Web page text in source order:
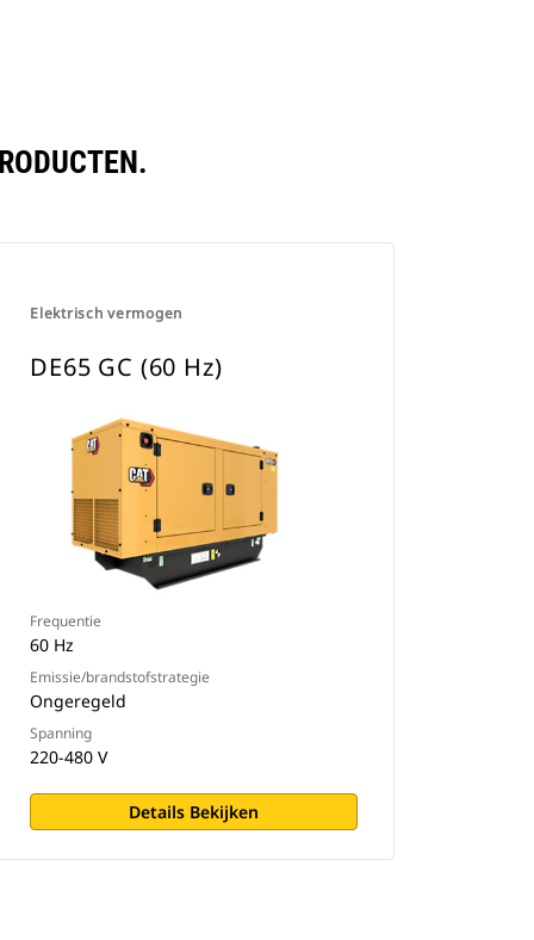
Elektrisch vermogen
DE65 GC (60 Hz)
Frequentie
60 Hz
Emissie/brandstofstrategie
Ongeregeld
Spanning
220-480 V
Details Bekijken